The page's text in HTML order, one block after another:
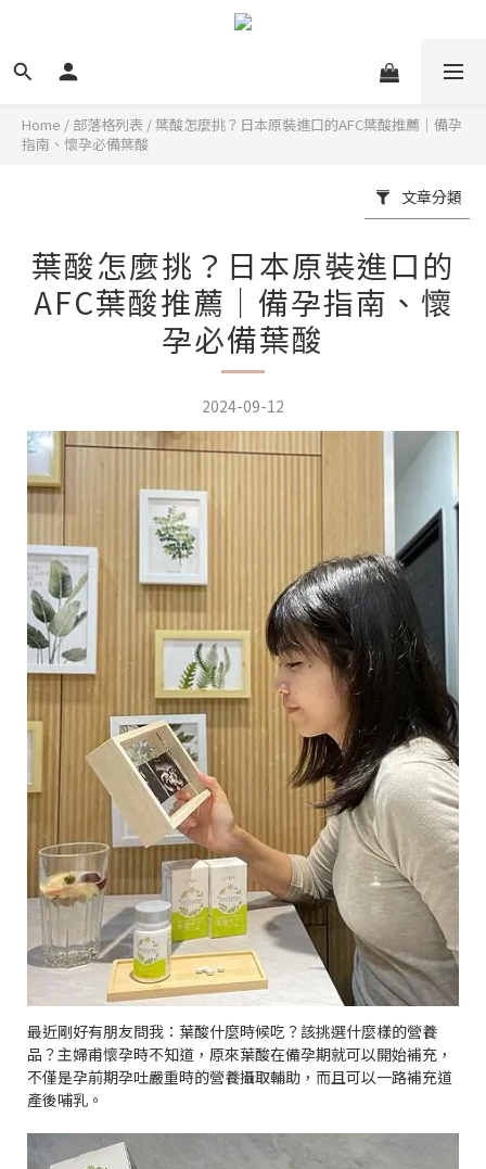
Home / 部落格列表 /葉酸怎麼挑？日本原裝進口的AFC葉酸推薦｜備孕
指南、懷孕必備葉酸
文章分類
葉酸怎麼挑？日本原裝進口的
AFC葉酸推薦｜備孕指南、懷
孕必備葉酸
2024-09-12
最近剛好有朋友問我：葉酸什麼時候吃？該挑選什麼樣的營養
品？主婦甫懷孕時不知道，原來葉酸在備孕期就可以開始補充，
不僅是孕前期孕吐嚴重時的營養攝取輔助，而且可以一路補充道
產後哺乳。